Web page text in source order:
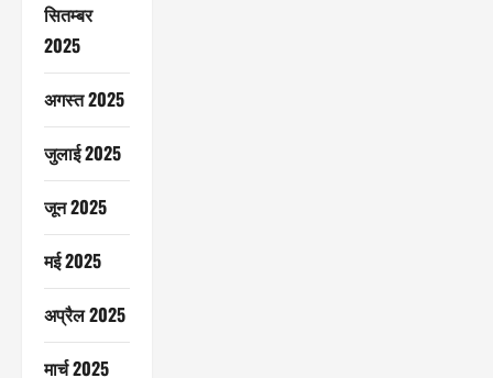
सितम्बर
2025
अगस्त 2025
जुलाई 2025
जून 2025
मई 2025
अप्रैल 2025
मार्च 2025